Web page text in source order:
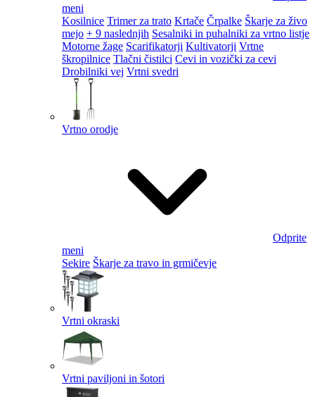
meni
Kosilnice Trimer za trato Krtače Črpalke Škarje za živo
mejo + 9 naslednjih Sesalniki in puhalniki za vrtno listje
Motorne žage Scarifikatorji Kultivatorji Vrtne
škropilnice Tlačni čistilci Cevi in vozički za cevi
Drobilniki vej Vrtni svedri
Vrtno orodje
Odprite
meni
Sekire Škarje za travo in grmičevje
Vrtni okraski
Vrtni paviljoni in šotori